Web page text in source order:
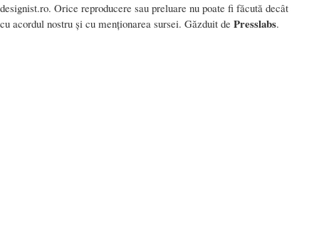
designist.ro. Orice reproducere sau preluare nu poate fi făcută decât
cu acordul nostru și cu menționarea sursei. Găzduit de Presslabs.